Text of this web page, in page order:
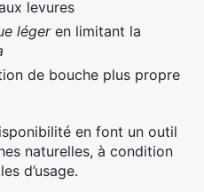
levures
légeren limitant la
de bouche plus propre
en font un outil
naturelles, à condition
d’usage.